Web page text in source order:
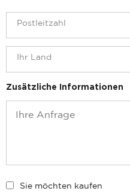
Zusätzliche Informationen
Sie möchten kaufen